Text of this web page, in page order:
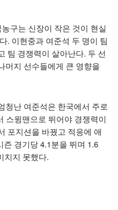
구는 신장이 작은 것이 현실
. 이현중과 여준석 두 명이 팀
팀 경쟁력이 살아난다. 두 선
머지 선수들에게 큰 영향을
청난 여준석은 한국에서 주로
스윙맨으로 뛰어야 경쟁력이
포지션을 바꿨고 적응에 애
경기당 4.1분을 뛰며 1.6
치지 못했다.